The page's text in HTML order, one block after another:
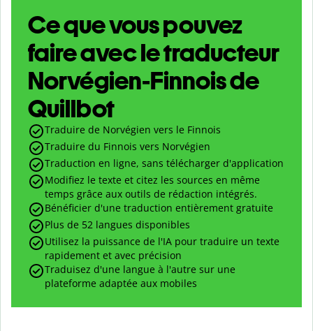
Ce que vous pouvez
faire avec le traducteur
Norvégien-Finnois de
Quillbot
Traduire de Norvégien vers le Finnois
Traduire du Finnois vers Norvégien
Traduction en ligne, sans télécharger d'application
Modifiez le texte et citez les sources en même
temps grâce aux outils de rédaction intégrés.
Bénéficier d'une traduction entièrement gratuite
Plus de 52 langues disponibles
Utilisez la puissance de l'IA pour traduire un texte
rapidement et avec précision
Traduisez d'une langue à l'autre sur une
plateforme adaptée aux mobiles